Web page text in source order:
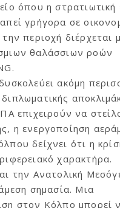
όπου η στρατιωτική
γρήγορα σε
περιοχή διέρχεται
θαλάσσιων ροών
ακόμη
επιχειρούν να
η ενεργοποίηση
δείχνει ότι η
χαρακτήρα.
την Ανατολική
σημασία. Μια
στον Κόλπο μπορεί